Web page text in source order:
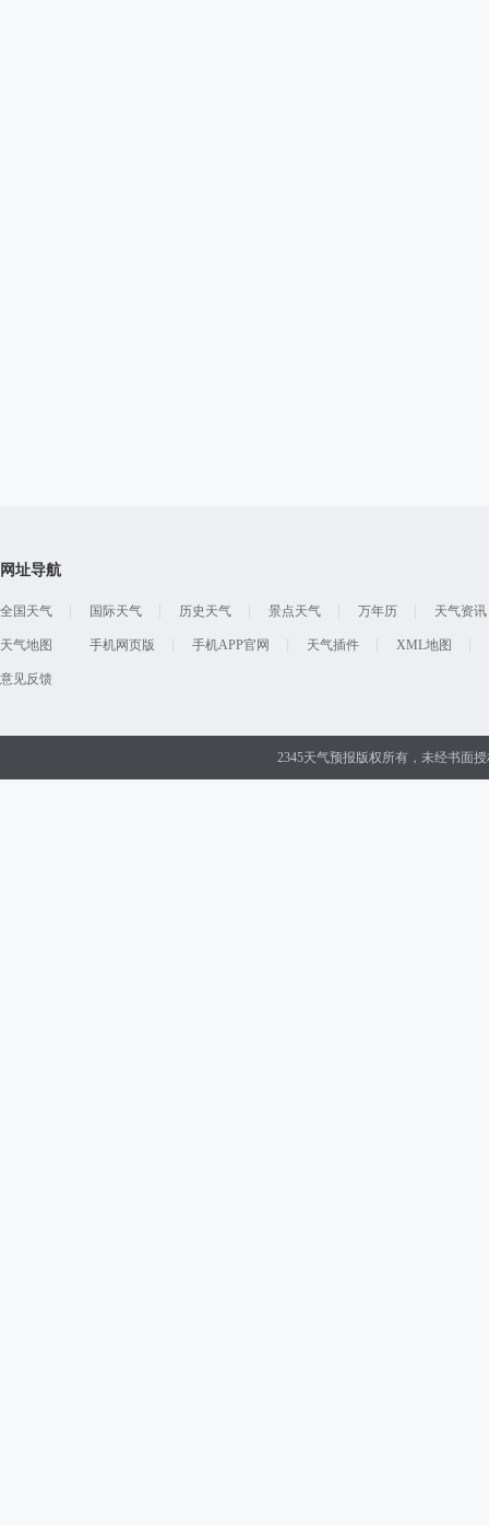
网址导航
全国天气 国际天气 历史天气 景点天气 万年历 天气资讯
天气地图 手机网页版 手机APP官网 天气插件 XML地图
意见反馈
2345天气预报版权所有，未经书面